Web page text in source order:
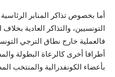
أما بخصوص تذاكر المنابر
فالعملية خارج نطاق الترجي
أطرافا أخرى كالرعاة البطولة
بأعضاء الكونفدرالية والمنتخب